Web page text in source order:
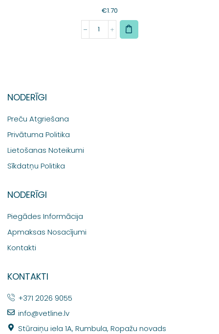
€1.70
NODERĪGI
Preču Atgriešana
Privātuma Politika
Lietošanas Noteikumi
Sīkdatņu Politika
NODERĪGI
Piegādes Informācija
Apmaksas Nosacījumi
Kontakti
KONTAKTI
+371 2026 9055
info@vetline.lv
Stūraiņu iela 1A, Rumbula, Ropažu novads